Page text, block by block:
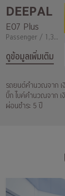
DEEPAL
E07 Plus
Passenger / 1,300
ดูข้อมูลเพิ่มเติม
รถยนต์คำนวณจาก เ
บิ๊ก ไบค์คำนวณจาก เ
ผ่อนชำระ 5 ปี